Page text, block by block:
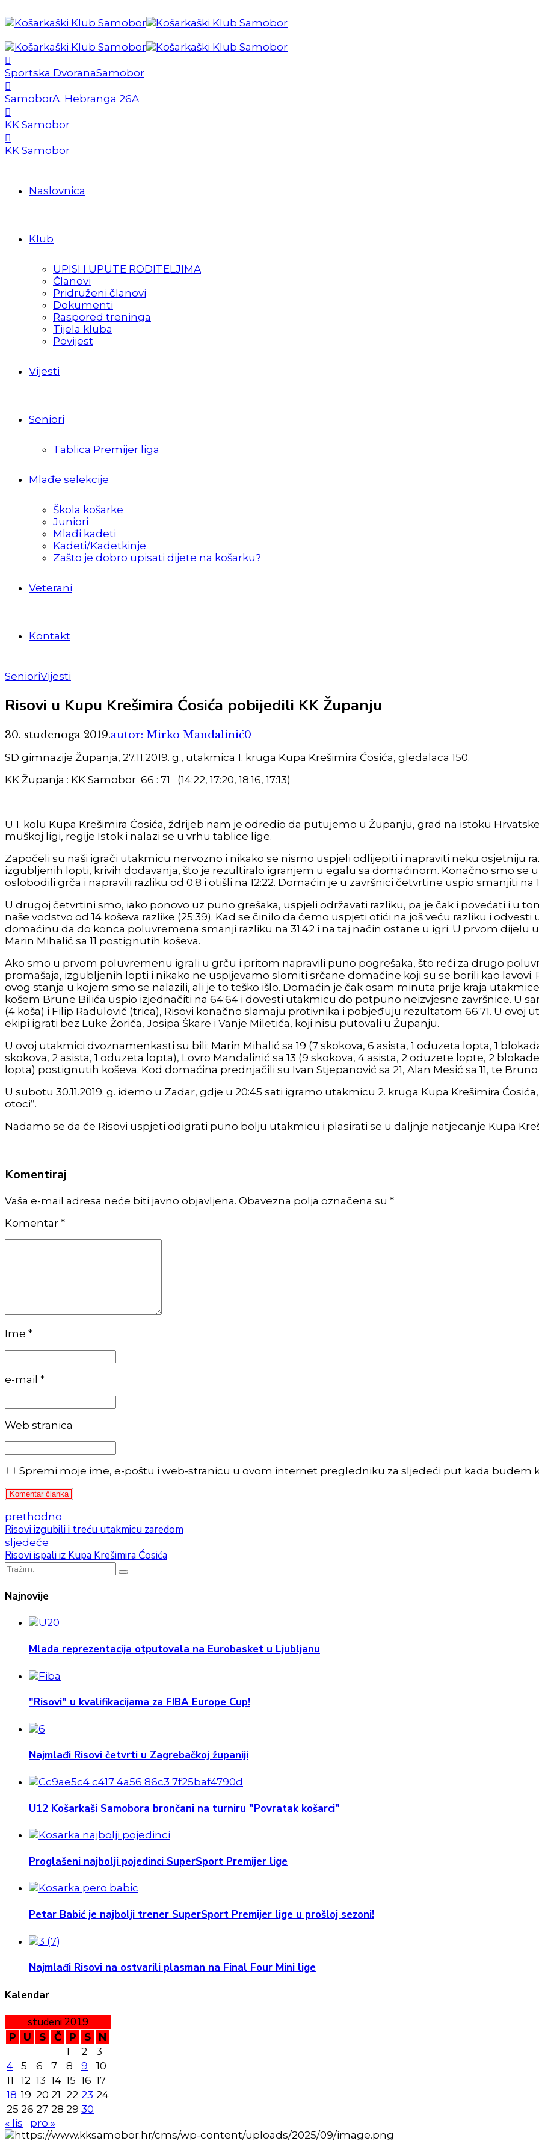
Sportska DvoranaSamobor
SamoborA. Hebranga 26A
KK Samobor
KK Samobor
Naslovnica
Klub
UPISI I UPUTE RODITELJIMA
Članovi
Pridruženi članovi
Dokumenti
Raspored treninga
Tijela kluba
Povijest
Vijesti
Seniori
Tablica Premijer liga
Mlađe selekcije
Škola košarke
Juniori
Mlađi kadeti
Kadeti/Kadetkinje
Zašto je dobro upisati dijete na košarku?
Veterani
Kontakt
SenioriVijesti
Risovi u Kupu Krešimira Ćosića pobijedili KK Županju
30. studenoga 2019.autor: Mirko Mandalinić0
SD gimnazije Županja, 27.11.2019. g., utakmica 1. kruga Kupa Krešimira Ćosića, gledalaca 150.
KK Županja : KK Samobor 66 : 71 (14:22, 17:20, 18:16, 17:13)
U 1. kolu Kupa Krešimira Ćosića, ždrijeb nam je odredio da putujemo u Županju, grad na istoku
muškoj ligi, regije Istok i nalazi se u vrhu tablice lige.
Započeli su naši igrači utakmicu nervozno i nikako se nismo uspjeli odlijepiti i napraviti neku osjetniju
izgubljenih lopti, krivih dodavanja, što je rezultiralo igranjem u egalu sa domaćinom. Konačno smo
oslobodili grča i napravili razliku od 0:8 i otišli na 12:22. Domaćin je u završnici četvrtine uspio smanjiti na
U drugoj četvrtini smo, iako ponovo uz puno grešaka, uspjeli održavati razliku, pa je čak i povećati i u
naše vodstvo od 14 koševa razlike (25:39). Kad se činilo da ćemo uspjeti otići na još veću razliku i
domaćinu da do konca poluvremena smanji razliku na 31:42 i na taj način ostane u igri. U prvom dijelu
Marin Mihalić sa 11 postignutih koševa.
Ako smo u prvom poluvremenu igrali u grču i pritom napravili puno pogrešaka, što reći za drugo
promašaja, izgubljenih lopti i nikako ne uspijevamo slomiti srčane domaćine koji su se borili kao lavovi.
ovog stanja u kojem smo se nalazili, ali je to teško išlo. Domaćin je čak osam minuta prije kraja
košem Brune Bilića uspio izjednačiti na 64:64 i dovesti utakmicu do potpuno neizvjesne završnice. U
(4 koša) i Filip Radulović (trica), Risovi konačno slamaju protivnika i pobjeđuju rezultatom 66:71. U ovoj
ekipi igrati bez Luke Žorića, Josipa Škare i Vanje Miletića, koji nisu putovali u Županju.
U ovoj utakmici dvoznamenkasti su bili: Marin Mihalić sa 19 (7 skokova, 6 asista, 1 oduzeta lopta, 1
skokova, 2 asista, 1 oduzeta lopta), Lovro Mandalinić sa 13 (9 skokova, 4 asista, 2 oduzete lopte, 2
lopta) postignutih koševa. Kod domaćina prednjačili su Ivan Stjepanović sa 21, Alan Mesić sa 11, te
U subotu 30.11.2019. g. idemo u Zadar, gdje u 20:45 sati igramo utakmicu 2. kruga Kupa Krešimira
otoci”.
Nadamo se da će Risovi uspjeti odigrati puno bolju utakmicu i plasirati se u daljnje natjecanje Kupa
Komentiraj
Vaša e-mail adresa neće biti javno objavljena. Obavezna polja označena su *
Komentar *
Ime *
e-mail *
Web stranica
Spremi moje ime, e-poštu i web-stranicu u ovom internet pregledniku za sljedeći put kada budem
Komentar članka
prethodno
Risovi izgubili i treću utakmicu zaredom
sljedeće
Risovi ispali iz Kupa Krešimira Ćosića
Najnovije
Mlada reprezentacija otputovala na Eurobasket u Ljubljanu
"Risovi" u kvalifikacijama za FIBA Europe Cup!
Najmlađi Risovi četvrti u Zagrebačkoj županiji
U12 Košarkaši Samobora brončani na turniru "Povratak košarci"
Proglašeni najbolji pojedinci SuperSport Premijer lige
Petar Babić je najbolji trener SuperSport Premijer lige u prošloj sezoni!
Najmlađi Risovi na ostvarili plasman na Final Four Mini lige
Kalendar
studeni 2019
P U S Č P S
N
1
2
3
4
5 6 7 8 9
10
11
12 13 14 15 16 17
18 19 20 21 22 23 24
25 26 27 28 29 30
« lis
pro »